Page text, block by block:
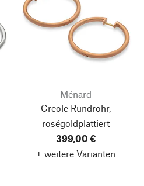
Ménard
Creole Rundrohr,
roségoldplattiert
399,00 €
+ weitere Varianten